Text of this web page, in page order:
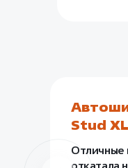
Stud
Отличные